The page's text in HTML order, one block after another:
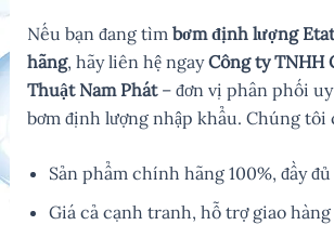
Nếu bạn đang tìm bơm định lượng
hãng, hãy liên hệ ngayCông ty TNHH
Thuật Nam Phát– đơn vị phân phối
bơm định lượng nhập khẩu. Chúng tôi
Sản phẩm chính hãng 100%, đầy
Giá cả cạnh tranh, hỗ trợ giao